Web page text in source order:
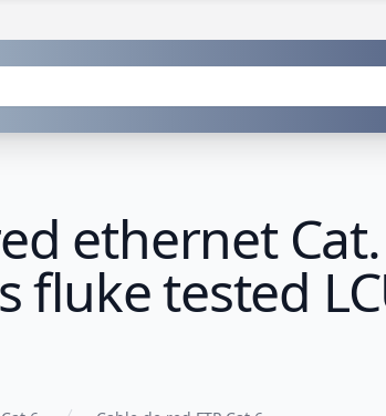
ethernet Cat.
tested